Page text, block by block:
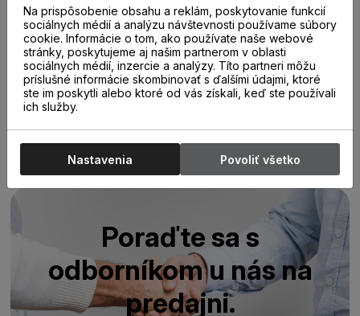
Poraďte sa s
odborníkom u nás na
predajni.
Na prispôsobenie obsahu a reklám, poskytovanie funkcií
sociálnych médií a analýzu návštevnosti používame súbory
cookie. Informácie o tom, ako používate naše webové
stránky, poskytujeme aj našim partnerom v oblasti
sociálnych médií, inzercie a analýzy. Títo partneri môžu
príslušné informácie skombinovať s ďalšími údajmi, ktoré
ste im poskytli alebo ktoré od vás získali, keď ste používali
ich služby.
Nastavenia Povoliť všetko